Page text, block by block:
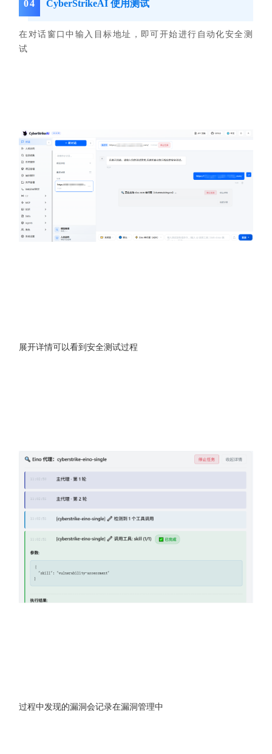
04 CyberStrikeAI 使用测试
在对话窗口中输入目标地址，即可开始进行自动化安全测
试
展开详情可以看到安全测试过程
过程中发现的漏洞会记录在漏洞管理中